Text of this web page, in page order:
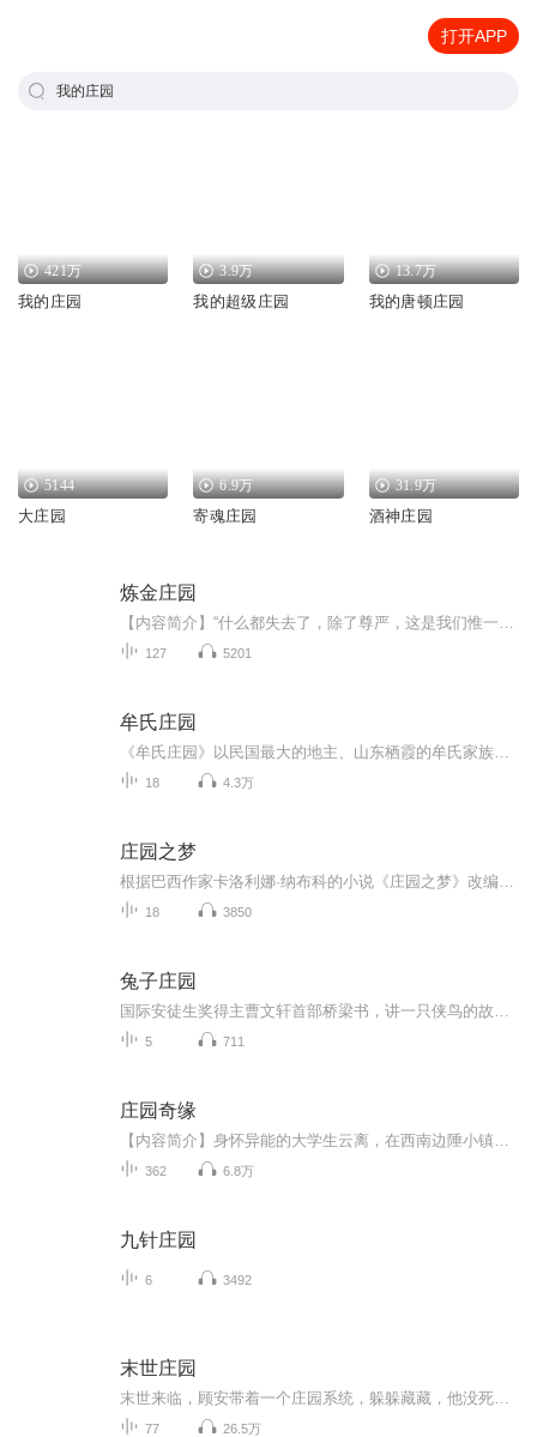
打开APP
我的庄园
421万
我的庄园
3.9万
我的超级庄园
13.7万
我的唐顿庄园
5144
大庄园
6.9万
寄魂庄园
31.9万
酒神庄园
炼金庄园
127 5201
牟氏庄园
18 4.3万
庄园之梦
18 3850
兔子庄园
5 711
庄园奇缘
362 6.8万
九针庄园
6 3492
末世庄园
77 26.5万